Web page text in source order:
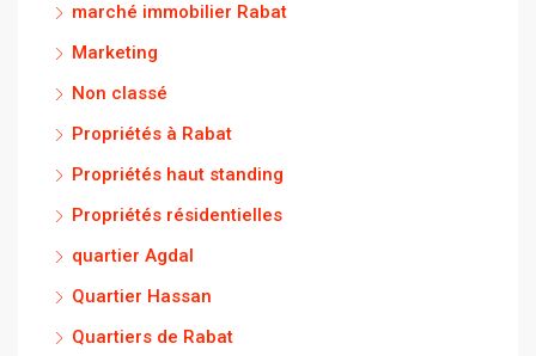
marché immobilier Rabat
Marketing
Non classé
Propriétés à Rabat
Propriétés haut standing
Propriétés résidentielles
quartier Agdal
Quartier Hassan
Quartiers de Rabat